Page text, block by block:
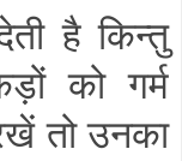
है किन्तु
को गर्म
तो उनका